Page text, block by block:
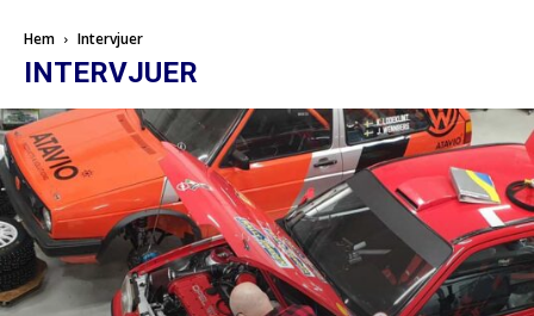
Hem Intervjuer
INTERVJUER